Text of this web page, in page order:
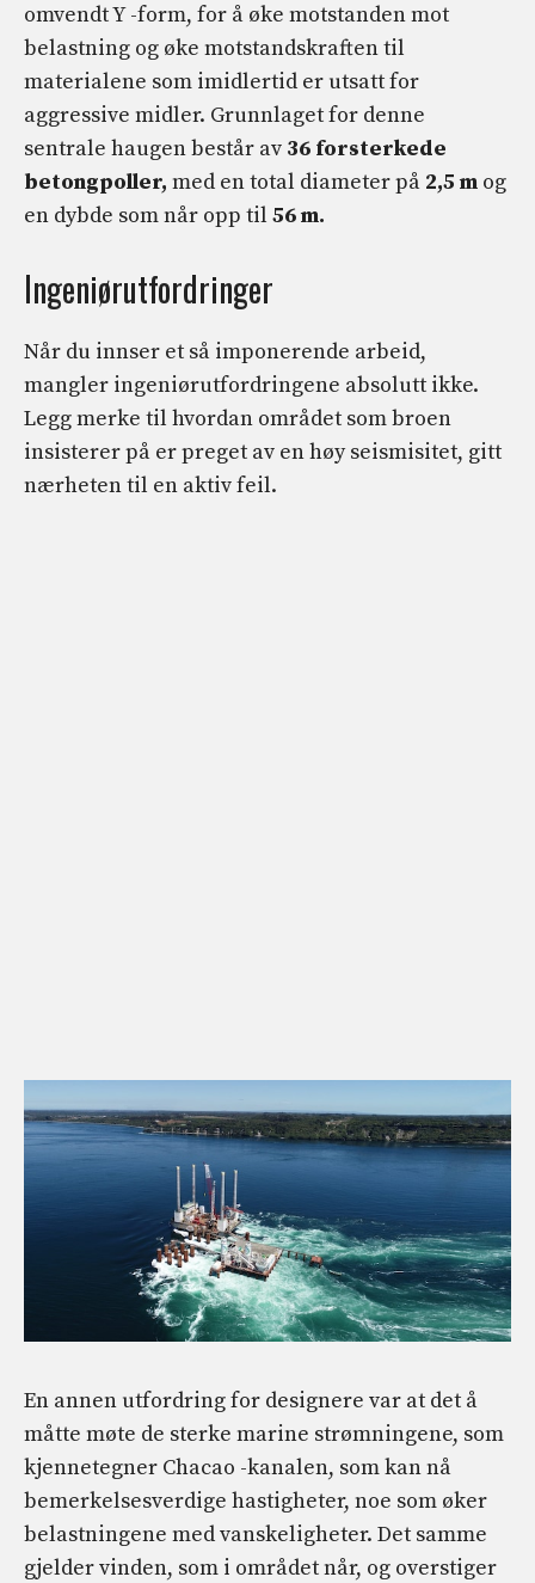
omvendt Y -form, for å øke motstanden mot
belastning og øke motstandskraften til
materialene som imidlertid er utsatt for
aggressive midler. Grunnlaget for denne
sentrale haugen består av 36 forsterkede
betongpoller, med en total diameter på 2,5 m og
en dybde som når opp til 56 m.
Ingeniørutfordringer
Når du innser et så imponerende arbeid,
mangler ingeniørutfordringene absolutt ikke.
Legg merke til hvordan området som broen
insisterer på er preget av en høy seismisitet, gitt
nærheten til en aktiv feil.
En annen utfordring for designere var at det å
måtte møte de sterke marine strømningene, som
kjennetegner Chacao -kanalen, som kan nå
bemerkelsesverdige hastigheter, noe som øker
belastningene med vanskeligheter. Det samme
gjelder vinden, som i området når, og overstiger